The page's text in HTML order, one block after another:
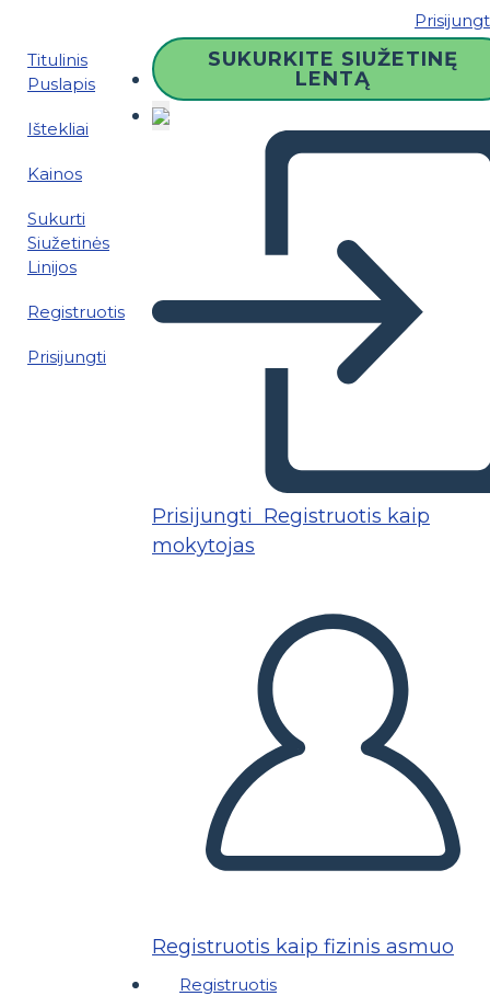
Titulinis
Puslapis
Ištekliai
Kainos
Sukurti
Siužetinės
Linijos
Registruotis
Prisijungti
SUKURKITE SIUŽETINĘ
LENTĄ
Prisijungti Registruotis kaip
mokytojas
Registruotis kaip fizinis asmuo
Registruotis